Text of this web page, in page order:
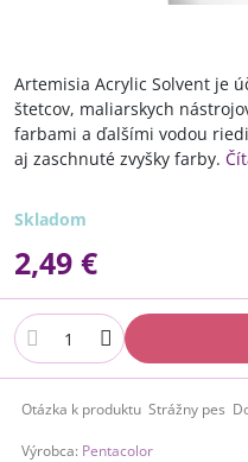
Artemisia Acrylic Solvent je
štetcov, maliarskych
farbami a ďalšími vodou
aj zaschnuté zvyšky farby.
Skladom
2,49 €
Otázka k produktu Strážny pes
Výrobca: Pentacolor